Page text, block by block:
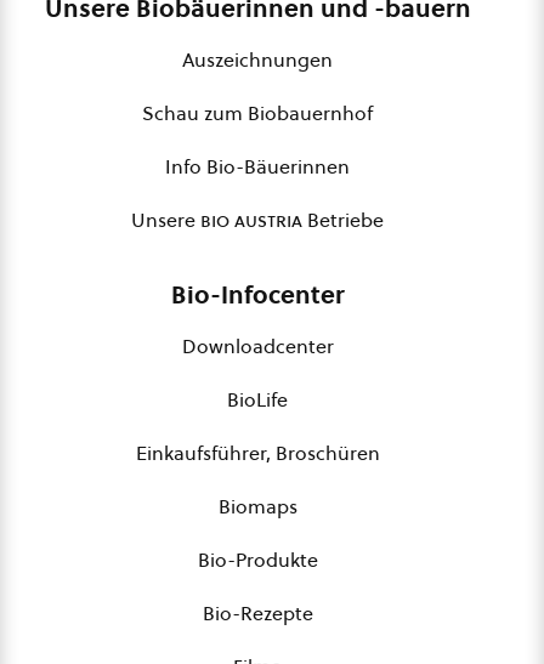
Unsere Biobäuerinnen und -bauern
Auszeichnungen
Schau zum Biobauernhof
Info Bio-Bäuerinnen
Unsere bio austria Betriebe
Bio-Infocenter
Downloadcenter
BioLife
Einkaufsführer, Broschüren
Biomaps
Bio-Produkte
Bio-Rezepte